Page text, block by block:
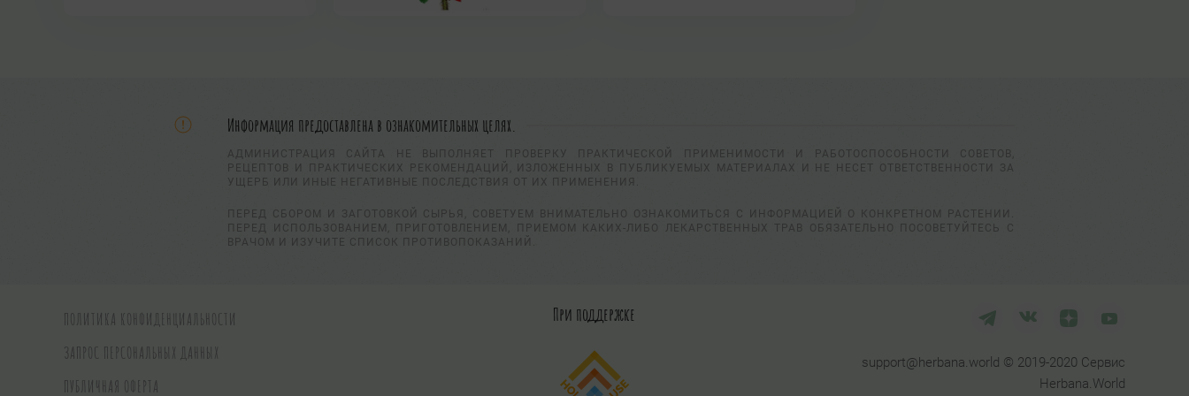
Информация предоставлена в ознакомительных целях.
АДМИНИСТРАЦИЯ САЙТА НЕ ВЫПОЛНЯЕТ ПРОВЕРКУ ПРАКТИЧЕСКОЙ ПРИМЕНИМОСТИ И РАБОТОСПОСОБНОСТИ СОВЕТОВ,
РЕЦЕПТОВ И ПРАКТИЧЕСКИХ РЕКОМЕНДАЦИЙ, ИЗЛОЖЕННЫХ В ПУБЛИКУЕМЫХ МАТЕРИАЛАХ И НЕ НЕСЕТ ОТВЕТСТВЕННОСТИ ЗА
УЩЕРБ ИЛИ ИНЫЕ НЕГАТИВНЫЕ ПОСЛЕДСТВИЯ ОТ ИХ ПРИМЕНЕНИЯ.
ПЕРЕД СБОРОМ И ЗАГОТОВКОЙ СЫРЬЯ, СОВЕТУЕМ ВНИМАТЕЛЬНО ОЗНАКОМИТЬСЯ С ИНФОРМАЦИЕЙ О КОНКРЕТНОМ РАСТЕНИИ.
ПЕРЕД ИСПОЛЬЗОВАНИЕМ, ПРИГОТОВЛЕНИЕМ, ПРИЕМОМ КАКИХ-ЛИБО ЛЕКАРСТВЕННЫХ ТРАВ ОБЯЗАТЕЛЬНО ПОСОВЕТУЙТЕСЬ С
ВРАЧОМ И ИЗУЧИТЕ СПИСОК ПРОТИВОПОКАЗАНИЙ.
ПОЛИТИКА КОНФИДЕНЦИАЛЬНОСТИ
ЗАПРОС ПЕРСОНАЛЬНЫХ ДАННЫХ
ПУБЛИЧНАЯ ОФЕРТА
При поддержке
support@herbana.world © 2019-2020 Сервис
Herbana.World